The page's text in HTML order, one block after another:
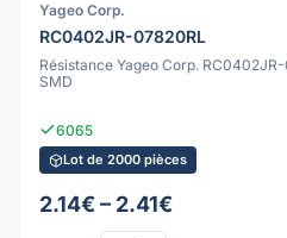
Yageo Corp.
RC0402JR-07820RL
Résistance Yageo Corp.
SMD
6065
Lot de 2000 pièces
2.14€ – 2.41€